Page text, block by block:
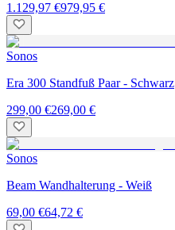
1.129,97 €979,95 €
Sonos
Era 300 Standfuß Paar - Schwarz
299,00 €269,00 €
Sonos
Beam Wandhalterung - Weiß
69,00 €64,72 €